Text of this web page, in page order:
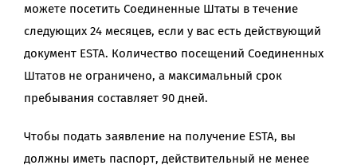
можете посетить Соединенные Штаты в течение
следующих 24 месяцев, если у вас есть действующий
документ ESTA. Количество посещений Соединенных
Штатов не ограничено, а максимальный срок
пребывания составляет 90 дней.
Чтобы подать заявление на получение ESTA, вы
должны иметь паспорт, действительный не менее